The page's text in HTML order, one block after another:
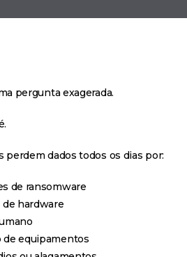
pergunta exagerada.
perdem dados todos os dias por:
de ransomware
de hardware
de equipamentos